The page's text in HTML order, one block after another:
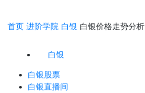
首页 进阶学院 白银 白银价格走势分析
白银
白银股票
白银直播间